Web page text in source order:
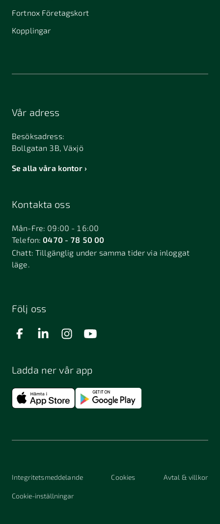
Fortnox Företagskort
Kopplingar
Vår adress
Besöksadress:
Bollgatan 3B, Växjö
Se alla våra kontor
Kontakta oss
Mån-Fre: 09:00 - 16:00
Telefon:0470 - 78 50 00
Chatt:Tillgänglig under samma tider via inloggat
läge.
Följ oss
Ladda ner vår app
Integritetsmeddelande Cookies Avtal & villkor
Cookie-inställningar